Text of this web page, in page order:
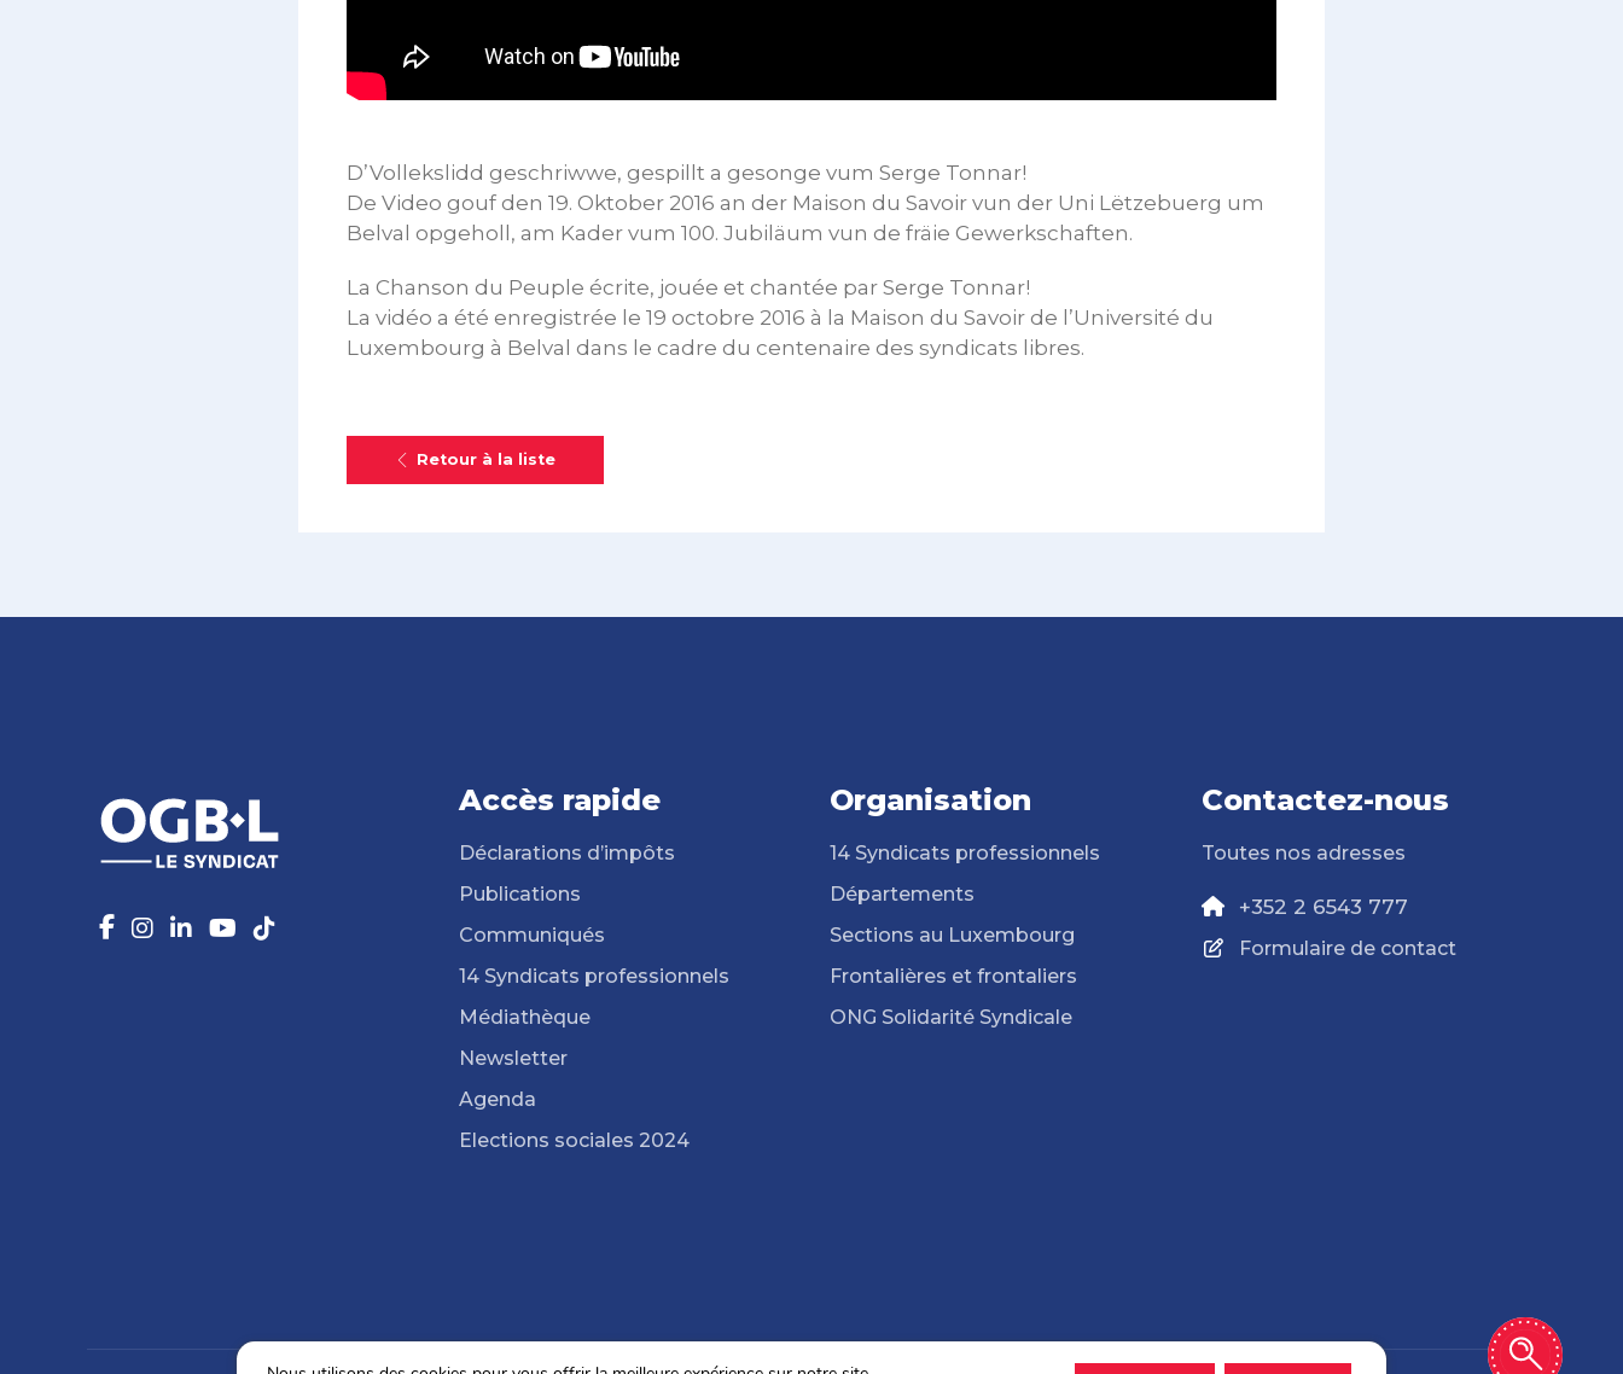
D’Vollekslidd geschriwwe, gespillt a gesonge vum Serge Tonnar!
De Video gouf den 19. Oktober 2016 an der Maison du Savoir vun der Uni Lëtzebuerg um
Belval opgeholl, am Kader vum 100. Jubiläum vun de fräie Gewerkschaften.
La Chanson du Peuple écrite, jouée et chantée par Serge Tonnar!
La vidéo a été enregistrée le 19 octobre 2016 à la Maison du Savoir de l’Université du
Luxembourg à Belval dans le cadre du centenaire des syndicats libres.
Retour à la liste
Accès rapide
Déclarations d’impôts
Publications
Communiqués
14 Syndicats professionnels
Médiathèque
Newsletter
Agenda
Elections sociales 2024
Organisation
14 Syndicats professionnels
Départements
Sections au Luxembourg
Frontalières et frontaliers
ONG Solidarité Syndicale
Contactez-nous
Toutes nos adresses
+352 2 6543 777
Formulaire de contact